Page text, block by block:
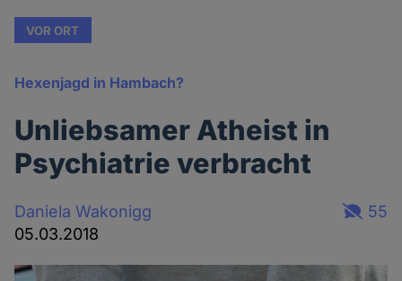
VOR ORT
Hexenjagd in Hambach?
Unliebsamer Atheist in
Psychiatrie verbracht
Daniela Wakonigg
05.03.2018
55